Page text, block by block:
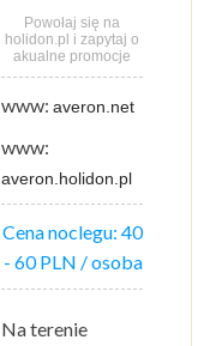
Powołaj się na
holidon.pl i zapytaj o
akualne promocje
www:averon.net
www:
averon.holidon.pl
Cena noclegu: 40
- 60PLN / osoba
Na terenie